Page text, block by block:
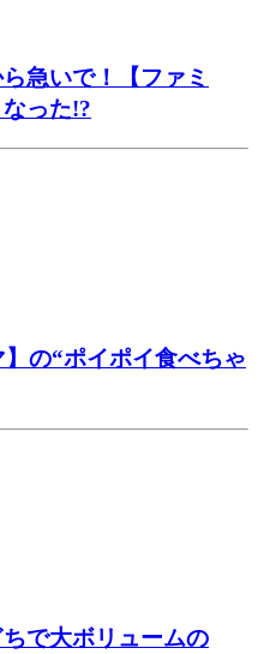
急いで！【ファミ
った!?
の“ポイポイ食べちゃ
ちで大ボリュームの